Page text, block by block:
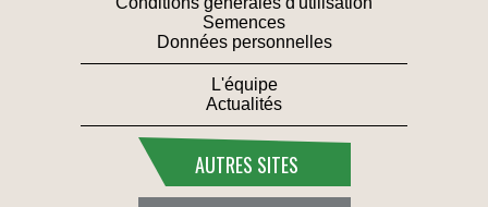
Semences
Données personnelles
L'équipe
Actualités
AUTRES SITES